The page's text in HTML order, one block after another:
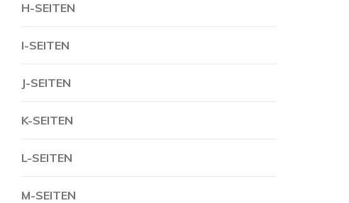
H-SEITEN
I-SEITEN
J-SEITEN
K-SEITEN
L-SEITEN
M-SEITEN